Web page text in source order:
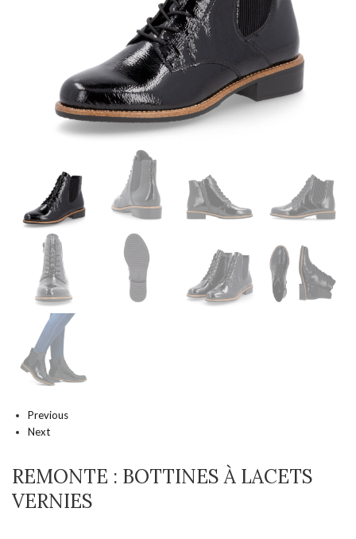
Previous
Next
REMONTE : BOTTINES À LACETS
VERNIES